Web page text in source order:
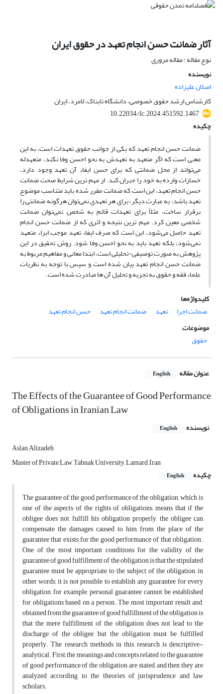
آثار ضمانت حسن انجام تعهد در حقوق ایران
نوع مقاله : مقاله مروری
نویسنده
اصلان علیزاده
کارشناس ارشد حقوق خصوصی، دانشگاه تابناک، لامرد، ایران
10.22034/lc.2024.451592.1467
چکیده
ضمانت حسن انجام تعهد که یکی از جوانب حقوق تعهدات است، به این
معنی است که اگر متعهد به تعهدش به نحو احسن وفا نکند، متعهدله
می‌تواند از محل ضمانتی که برای حسن ایفاء آن تعهد وجود دارد،
خسارات وارده به خود را جبران کند. از مهم ترین شرایط صحت ضمانت
حسن انجام تعهد، این است که ضمانت مقرر شده باید متناسب موضوع
تعهد باشد،‌ به عبارت دیگر، برای هر تعهدی نمی‌توان هرگونه ضمانتی را
برقرار ساخت، مثلاً برای تعهدات قائم به شخص نمی‌توان ضمانت
شخصی معین کرد. مهم ترین نتیجه و اثری که از ضمانت حسن انجام
تعهد حاصل می‌شود، این است که صرف ایفاء تعهد موجب ابراء متعهد
نمی‌شود، بلکه تعهد باید به نحو احسن وفا شود. روش تحقیق در این
پژوهش به صورت توصیفی-تحلیلی است، ابتدا معانی و مفاهیم مربوط به
ضمانت حسن انجام تعهد بیان شده است و سپس با توجه به نظریات
علماء فقه و حقوق به تجزیه و تحلیل آن ها مبادرت شده است.
کلیدواژه‌ها
ضمانت اجرا
تعهد ضمانت انجام تعهد
حسن انجام تعهد
موضوعات
حقوق
عنوان مقاله English
The Effects of the Guarantee of Good Performance
of Obligations in Iranian Law
نویسنده English
Aslan Alizadeh
Master of Private Law, Tabnak University, Lamard, Iran
چکیده
English
The guarantee of the good performance of the obligation, which is
one of the aspects of the rights of obligations, means that if the
obligee does not fulfill his obligation properly, the obligee can
compensate the damages caused to him from the place of the
guarantee that exists for the good performance of that obligation.
One of the most important conditions for the validity of the
guarantee of good fulfillment of the obligation is that the stipulated
guarantee must be appropriate to the subject of the obligation, in
other words, it is not possible to establish any guarantee for every
obligation, for example, personal guarantee cannot be established
for obligations based on a person. The most important result and
obtained from the guarantee of good fulfillment of the obligation is
that the mere fulfillment of the obligation does not lead to the
discharge of the obligee, but the obligation must be fulfilled
properly. The research methods in this research is descriptive-
analytical. First, the meanings and concepts related to the guarantee
of good performance of the obligation are stated, and then they are
analyzed according to the theories of jurisprudence and law
scholars.